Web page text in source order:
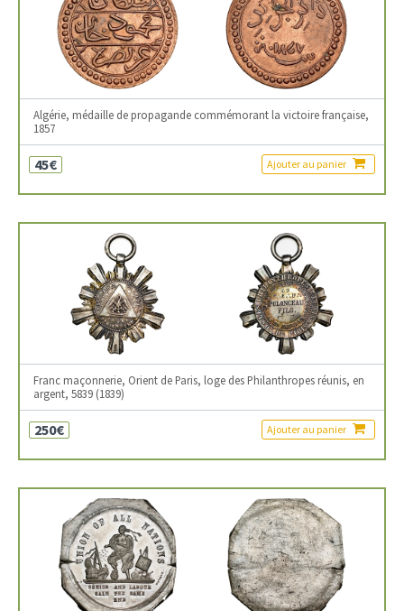
Algérie, médaille de propagande commémorant la victoire française,
1857
45€ Ajouter au panier
Franc maçonnerie, Orient de Paris, loge des Philanthropes réunis, en
argent, 5839 (1839)
250€ Ajouter au panier